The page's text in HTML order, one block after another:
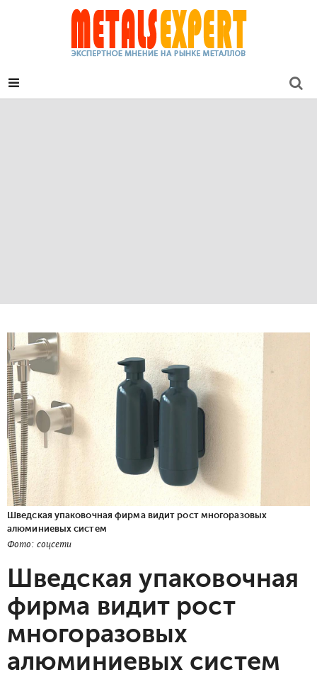
Шведская упаковочная фирма видит рост многоразовых
алюминиевых систем
Фото: соцсети
Шведская упаковочная
фирма видит рост
многоразовых
алюминиевых систем